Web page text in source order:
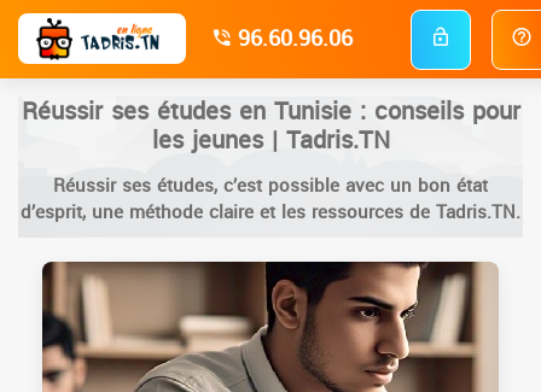
96.60.96.06
Réussir ses études en Tunisie : conseils pour
les jeunes | Tadris.TN
Réussir ses études, c’est possible avec un bon état
d’esprit, une méthode claire et les ressources de Tadris.TN.